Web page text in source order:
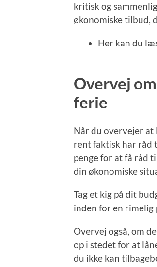
kritisk og
økonomiske tilbud,
Her kan du
Overvej
ferie
Når du overvejer at
rent faktisk har råd
penge for at få råd
din økonomiske
Tag et kig på dit
inden for en rimelig
Overvej også, om
op i stedet for at
du ikke kan